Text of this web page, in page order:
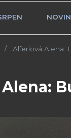
Alferiová Alena: